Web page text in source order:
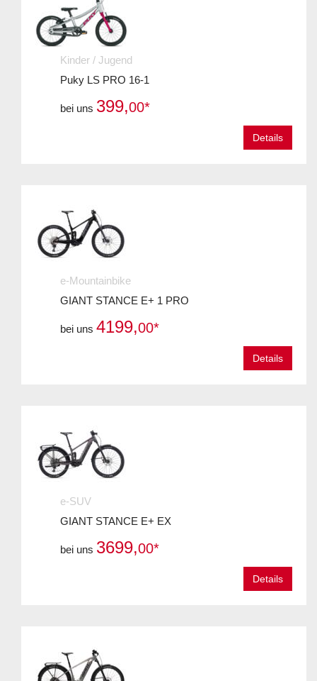
Kinder / Jugend
Puky LS PRO 16-1
bei uns 399,00*
Details
e-Mountainbike
GIANT STANCE E+ 1 PRO
bei uns 4199,00*
Details
e-SUV
GIANT STANCE E+ EX
bei uns 3699,00*
Details